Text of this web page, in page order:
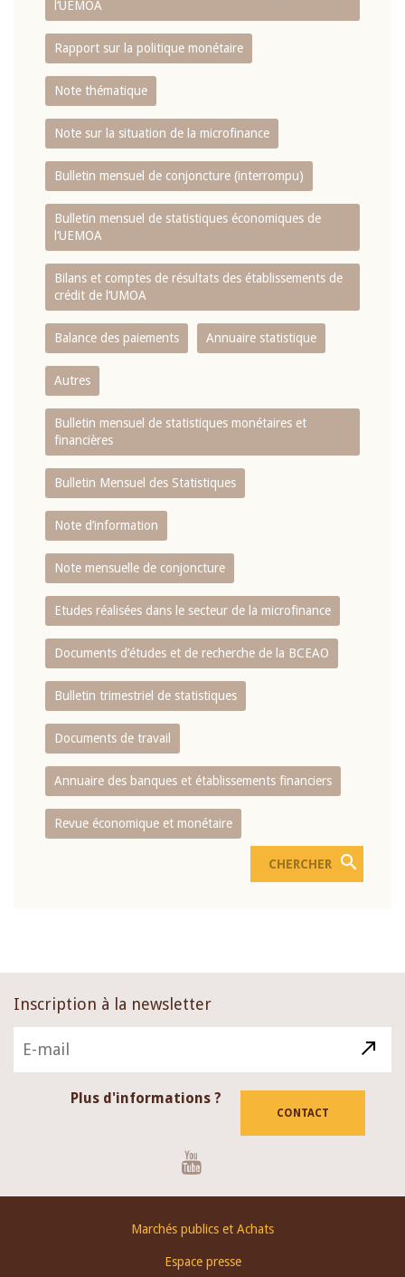
l‘UEMOA
Rapport sur la politique monétaire
Note thématique
Note sur la situation de la microfinance
Bulletin mensuel de conjoncture (interrompu)
Bulletin mensuel de statistiques économiques de
l‘UEMOA
Bilans et comptes de résultats des établissements de
crédit de l‘UMOA
Balance des paiements Annuaire statistique
Autres
Bulletin mensuel de statistiques monétaires et
financières
Bulletin Mensuel des Statistiques
Note d’information
Note mensuelle de conjoncture
Etudes réalisées dans le secteur de la microfinance
Documents d’études et de recherche de la BCEAO
Bulletin trimestriel de statistiques
Documents de travail
Annuaire des banques et établissements financiers
Revue économique et monétaire
Inscription à la newsletter
Plus d'informations ?
CONTACT
Marchés publics et Achats
Espace presse